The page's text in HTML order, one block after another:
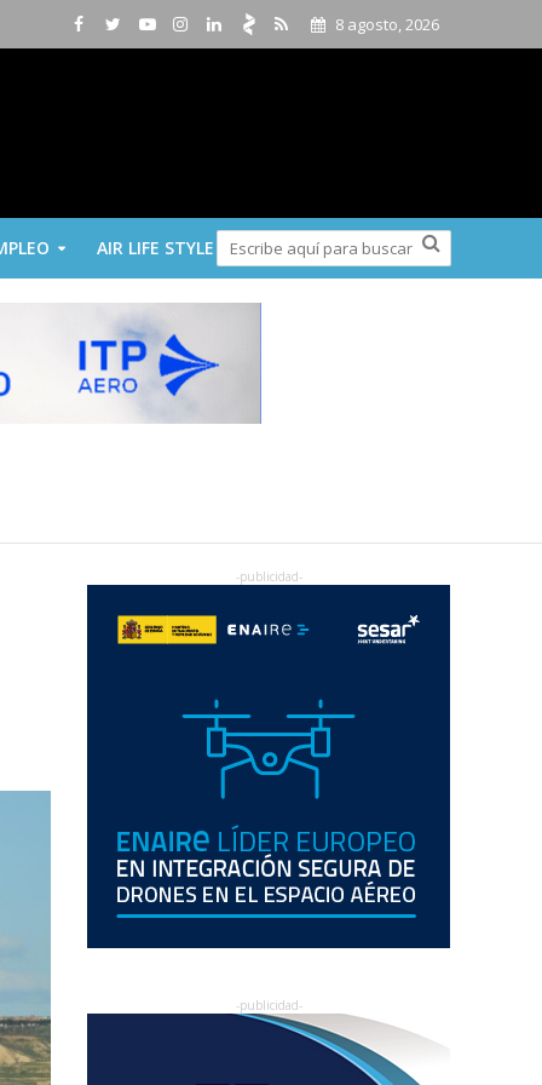
8 agosto, 2026
AIR LIFE STYLE